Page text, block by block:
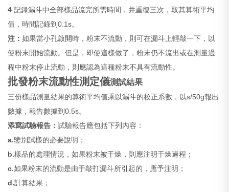
4 記錄漏斗中全部樣品流完所需時間，并重復三次，取其算術平均
值，時間記錄到0.1s。
注：如果當小孔啟開時，粉末不流動，則可在漏斗上輕敲一下，以
使粉末開始流動。但是，即使這樣做了，粉末仍不流出或在測量過
程中粉末停止流動，則應認為這種粉末不具有流動性。
批發粉末流動性測定儀測試結果
三份樣品測量結果的算術平均值乘以漏斗的校正系數，以s/50g報出
數據，報告數據到0.5s。
添寫試驗報告：試驗報告應包括下列內容：
a.鑒別試樣的必要說明；
b.樣品的處理情況，如果粉末被干燥，則應注明干燥過程；
c.如果粉末的流動是由于敲打漏斗所引起的，應予注明；
d.計算結果；